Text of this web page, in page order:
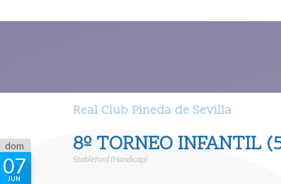
Real Club Pineda de Sevilla
dom
07
JUN
8º TORNEO INFANTIL
Stableford (Handicap)